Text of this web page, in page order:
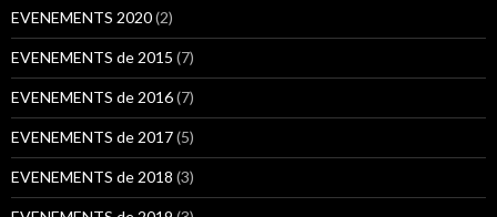
:EVENEMENTS 2020(2)
EVENEMENTS de 2015 (7)
EVENEMENTS de 2016(7)
EVENEMENTS de 2017(5)
EVENEMENTS de 2018 (3)